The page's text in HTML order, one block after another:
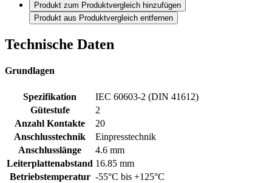
Produkt zum Produktvergleich hinzufügen
Produkt aus Produktvergleich entfernen
Technische Daten
Grundlagen
Spezifikation
IEC 60603-2 (DIN 41612)
Gütestufe
2
Anzahl Kontakte
20
Anschlusstechnik
Einpresstechnik
Anschlusslänge
4.6 mm
Leiterplattenabstand 16.85 mm
Betriebstemperatur -55°C bis +125°C